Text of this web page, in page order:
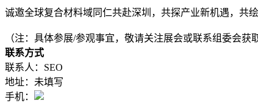
诚邀全球复合材料域同仁共赴深圳，共探产业新机遇，共绘
（注：具体参展/参观事宜，敬请关注展会或联系组委会获
联系方式
联系人：SEO
地址：未填写
手机：